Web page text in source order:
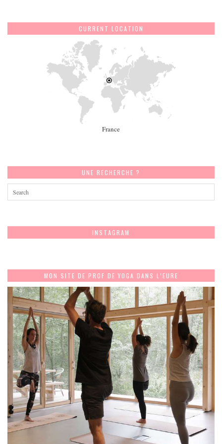
CURRENT LOCATION
France
UNE RECHERCHE ?
INSTAGRAM
MON SITE DE PROF DE YOGA DANS L’EURE